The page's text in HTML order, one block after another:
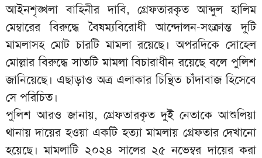
আইনশৃঙ্খলা বাহিনীর দাবি, গ্রেফতারকৃত আব্দুল হালিম
মেম্বারের বিরুদ্ধে বৈষম্যবিরোধী আন্দোলন-সংক্রান্ত দুটি
মামলাসহ মোট চারটি মামলা রয়েছে। অপরদিকে সোহেল
মোল্লার বিরুদ্ধে সাতটি মামলা বিচারাধীন রয়েছে বলে পুলিশ
জানিয়েছে। এছাড়াও অত্র এলাকার চিন্হিত চাঁদাবাজ হিসেবে
সে পরিচিত।
পুলিশ আরও জানায়, গ্রেফতারকৃত দুই নেতাকে আশুলিয়া
থানায় দায়ের হওয়া একটি হত্যা মামলায় গ্রেফতার দেখানো
হয়েছে। মামলাটি ২০২৪ সালের ২৫ নভেম্বর দায়ের করা